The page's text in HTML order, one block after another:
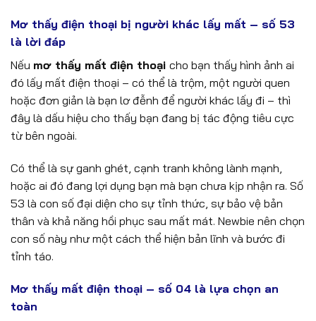
Mơ thấy điện thoại bị người khác lấy mất – số 53
là lời đáp
Nếu mơ thấy mất điện thoại cho bạn thấy hình ảnh ai
đó lấy mất điện thoại – có thể là trộm, một người quen
hoặc đơn giản là bạn lơ đễnh để người khác lấy đi – thì
đây là dấu hiệu cho thấy bạn đang bị tác động tiêu cực
từ bên ngoài.
Có thể là sự ganh ghét, cạnh tranh không lành mạnh,
hoặc ai đó đang lợi dụng bạn mà bạn chưa kịp nhận ra. Số
53 là con số đại diện cho sự tỉnh thức, sự bảo vệ bản
thân và khả năng hồi phục sau mất mát. Newbie nên chọn
con số này như một cách thể hiện bản lĩnh và bước đi
tỉnh táo.
Mơ thấy mất điện thoại – số 04 là lựa chọn an
toàn